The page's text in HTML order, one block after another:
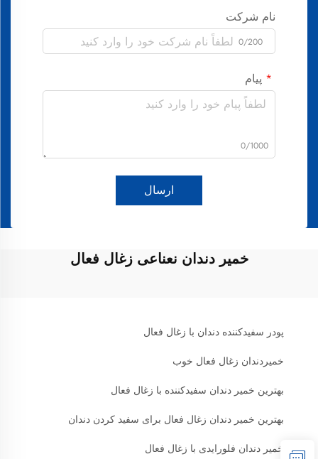
نام شرکت
0/200
پیام
0/1000
ارسال
خمیر دندان نعناعی زغال فعال
پودر سفیدکننده دندان با زغال فعال
خمیردندان زغال فعال خوب
بهترین خمیر دندان سفیدکننده با زغال فعال
بهترین خمیر دندان زغال فعال برای سفید کردن دندان
خمیر دندان فلورایدی با زغال فعال